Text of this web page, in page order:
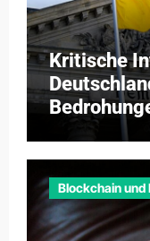
Kritische
Blockchain